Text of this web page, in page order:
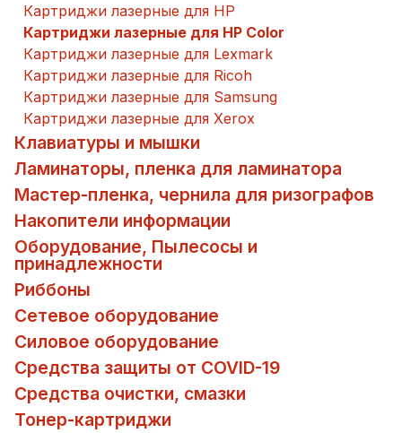
Картриджи лазерные для HP
Картриджи лазерные для HP Color
Картриджи лазерные для Lexmark
Картриджи лазерные для Ricoh
Картриджи лазерные для Samsung
Картриджи лазерные для Xerox
Клавиатуры и мышки
Ламинаторы, пленка для ламинатора
Мастер-пленка, чернила для ризографов
Накопители информации
Оборудование, Пылесосы и
принадлежности
Риббоны
Сетевое оборудование
Силовое оборудование
Средства защиты от COVID-19
Средства очистки, смазки
Тонер-картриджи